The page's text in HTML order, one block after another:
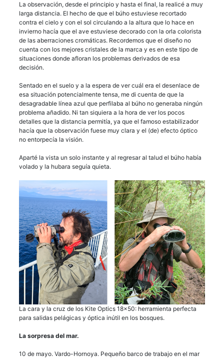
La observación, desde el principio y hasta el final, la realicé a muy
larga distancia. El hecho de que el búho estuviese recortado
contra el cielo y con el sol circulando a la altura que lo hace en
invierno hacía que el ave estuviese decorado con la orla colorista
de las aberraciones cromáticas. Recordemos que el diseño no
cuenta con los mejores cristales de la marca y es en este tipo de
situaciones donde afloran los problemas derivados de esa
decisión.
Sentado en el suelo y a la espera de ver cuál era el desenlace de
esa situación potencialmente tensa, me di cuenta de que la
desagradable línea azul que perfilaba al búho no generaba ningún
problema añadido. Ni tan siquiera a la hora de ver los pocos
detalles que la distancia permitía, ya que el famoso estabilizador
hacía que la observación fuese muy clara y el (de) efecto óptico
no entorpecía la visión.
Aparté la vista un solo instante y al regresar al talud el búho había
volado y la hubara seguía quieta.
La cara y la cruz de los Kite Optics 18×50: herramienta perfecta
para salidas pelágicas y óptica inútil en los bosques.
La sorpresa del mar.
10 de mayo. Vardo-Hornoya. Pequeño barco de trabajo en el mar